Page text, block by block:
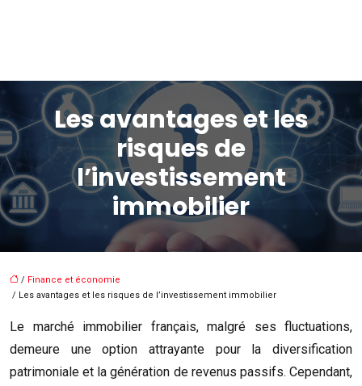
Les avantages et les
risques de
l’investissement
immobilier
/ Finance et économie
/ Les avantages et les risques de l’investissement immobilier
Le marché immobilier français, malgré ses fluctuations,
demeure une option attrayante pour la diversification
patrimoniale et la génération de revenus passifs. Cependant,